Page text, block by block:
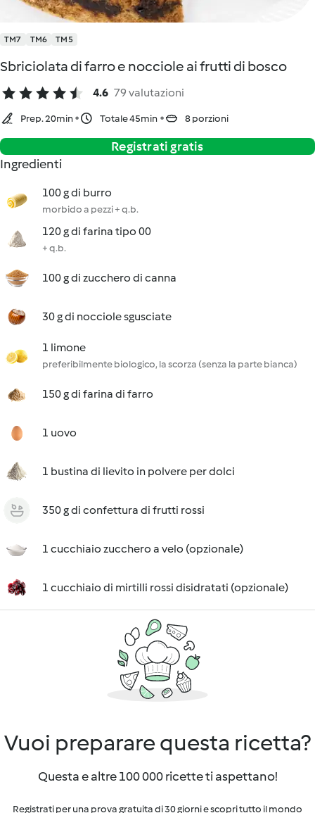
TM7 TM6 TM5
Sbriciolata di farro e nocciole ai frutti di bosco
4.6 79 valutazioni
Prep. 20min Totale 45min 8 porzioni
Registrati gratis
Ingredienti
100 g di burro
morbido a pezzi + q.b.
120 g di farina tipo 00
+ q.b.
100 g di zucchero di canna
30 g di nocciole sgusciate
1 limone
preferibilmente biologico, la scorza (senza la parte bianca)
150 g di farina di farro
1 uovo
1 bustina di lievito in polvere per dolci
350 g di confettura di frutti rossi
1 cucchiaio zucchero a velo (opzionale)
1 cucchiaio di mirtilli rossi disidratati (opzionale)
Vuoi preparare questa ricetta?
Questa e altre 100 000 ricette ti aspettano!
Registrati per una prova gratuita di 30 giorni e scopri tutto il mondo